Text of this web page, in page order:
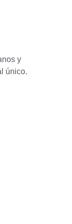
y
único.